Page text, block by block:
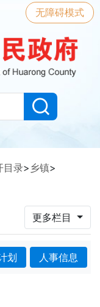
无障碍模式
目录> 乡镇>
更多栏目
划 人事信息